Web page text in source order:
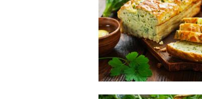
Gratis / forever
Etiam est nibh, lobortis sit
Praesent euismod ac
Ut mollis pellentesque tortor